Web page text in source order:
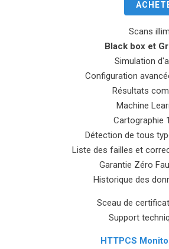
Scans
Black box et
Simulation
Configuration
Résultats
Machine
Cartographie
Détection de tous
Liste des failles et
Garantie Zéro
Historique des
Sceau de
Support
HTTPCS